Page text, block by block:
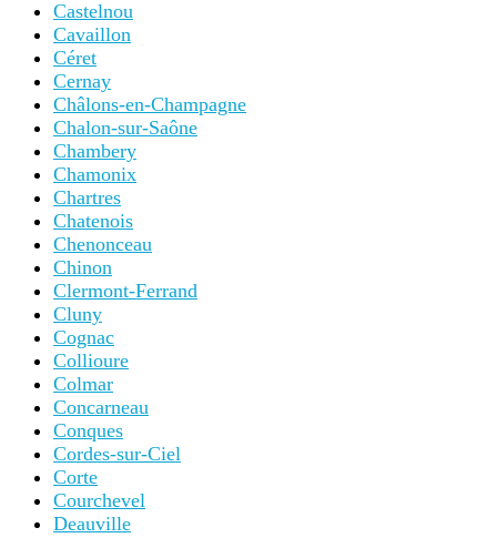
Castelnou
Cavaillon
Céret
Cernay
Châlons-en-Champagne
Chalon-sur-Saône
Chambery
Chamonix
Chartres
Chatenois
Chenonceau
Chinon
Clermont-Ferrand
Cluny
Cognac
Collioure
Colmar
Concarneau
Conques
Cordes-sur-Ciel
Corte
Courchevel
Deauville